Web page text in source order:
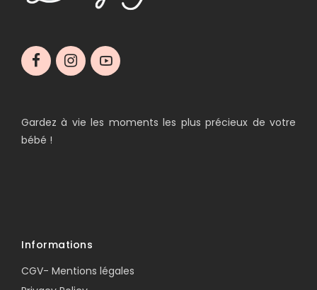
Gardez à vie les moments les plus précieux de votre
bébé !
Informations
CGV- Mentions légales